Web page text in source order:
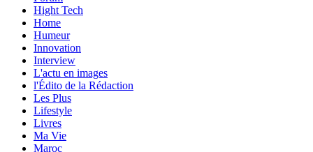
Hight Tech
Home
Humeur
Innovation
Interview
L'actu en images
l'Édito de la Rédaction
Les Plus
Lifestyle
Livres
Ma Vie
Maroc